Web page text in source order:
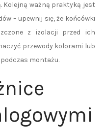
Kolejną ważną praktyką jest
– upewnij się, że końcówki
z izolacji przed ich
przewody kolorami lub
montażu.